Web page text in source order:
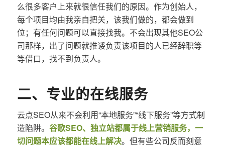
么很多客户上来就很信任我们的原因。作为创始人，
每个项目均由我亲自把关，该我们做的，都会做到
位；有任何问题可以直接找我。不会出现其他SEO公
司那样，出了问题就推诿负责该项目的人已经辞职等
等借口，找不到负责人。
二、专业的在线服务
云点SEO从来不会利用“本地服务”“线下服务”等方式制
造陷阱。 谷歌SEO、独立站都属于线上营销服务，一
切问题本应该都能在线上解决。但有些公司反而刻意